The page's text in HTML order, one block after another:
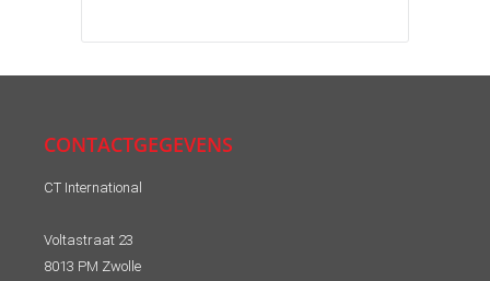
CONTACTGEGEVENS
CT International
Voltastraat 23
8013 PM Zwolle